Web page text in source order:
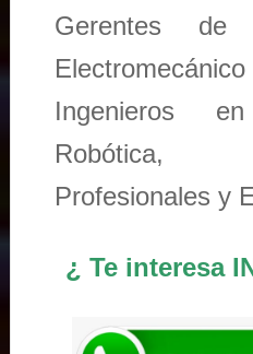
Gerentes de
Ingenieros
Profesionales y
¿ Te interesa